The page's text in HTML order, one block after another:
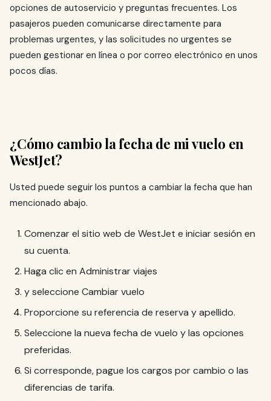
opciones de autoservicio y preguntas frecuentes. Los
pasajeros pueden comunicarse directamente para
problemas urgentes, y las solicitudes no urgentes se
pueden gestionar en línea o por correo electrónico en unos
pocos días.
¿Cómo cambio la fecha de mi vuelo en
WestJet?
Usted puede seguir los puntos a cambiar la fecha que han
mencionado abajo.
Comenzar el sitio web de WestJet e iniciar sesión en
su cuenta.
Haga clic en Administrar viajes
y seleccione Cambiar vuelo
Proporcione su referencia de reserva y apellido.
Seleccione la nueva fecha de vuelo y las opciones
preferidas.
Si corresponde, pague los cargos por cambio o las
diferencias de tarifa.